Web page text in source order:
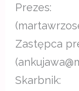
Prezes:
Zastępca
Skarbnik: